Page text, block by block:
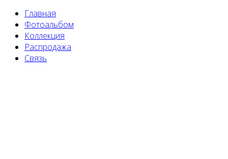
Главная
Фотоальбом
Коллекция
Распродажа
Связь